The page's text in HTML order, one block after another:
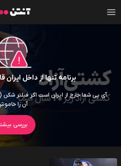
برنامه تنها از داخل
آن را
بررسی